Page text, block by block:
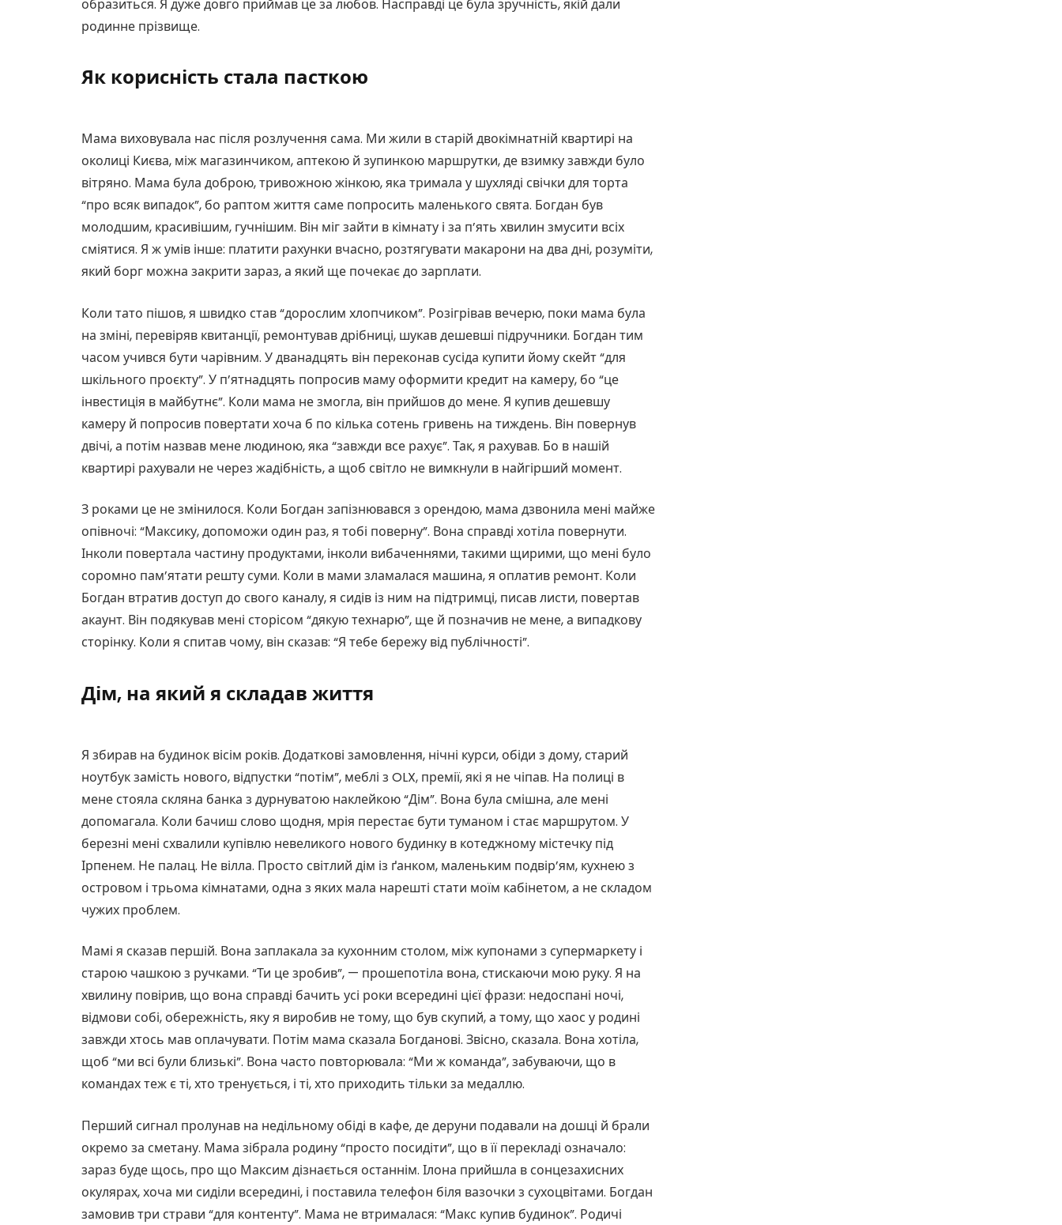
образиться. Я дуже довго приймав це за любов. Насправді це була зручність, якій дали
родинне прізвище.
Як корисність стала пасткою
Мама виховувала нас після розлучення сама. Ми жили в старій двокімнатній квартирі на
околиці Києва, між магазинчиком, аптекою й зупинкою маршрутки, де взимку завжди було
вітряно. Мама була доброю, тривожною жінкою, яка тримала у шухляді свічки для торта
“про всяк випадок”, бо раптом життя саме попросить маленького свята. Богдан був
молодшим, красивішим, гучнішим. Він міг зайти в кімнату і за п’ять хвилин змусити всіх
сміятися. Я ж умів інше: платити рахунки вчасно, розтягувати макарони на два дні, розуміти,
який борг можна закрити зараз, а який ще почекає до зарплати.
Коли тато пішов, я швидко став “дорослим хлопчиком”. Розігрівав вечерю, поки мама була
на зміні, перевіряв квитанції, ремонтував дрібниці, шукав дешевші підручники. Богдан тим
часом учився бути чарівним. У дванадцять він переконав сусіда купити йому скейт “для
шкільного проєкту”. У п’ятнадцять попросив маму оформити кредит на камеру, бо “це
інвестиція в майбутнє”. Коли мама не змогла, він прийшов до мене. Я купив дешевшу
камеру й попросив повертати хоча б по кілька сотень гривень на тиждень. Він повернув
двічі, а потім назвав мене людиною, яка “завжди все рахує”. Так, я рахував. Бо в нашій
квартирі рахували не через жадібність, а щоб світло не вимкнули в найгірший момент.
З роками це не змінилося. Коли Богдан запізнювався з орендою, мама дзвонила мені майже
опівночі: “Максику, допоможи один раз, я тобі поверну”. Вона справді хотіла повернути.
Інколи повертала частину продуктами, інколи вибаченнями, такими щирими, що мені було
соромно пам’ятати решту суми. Коли в мами зламалася машина, я оплатив ремонт. Коли
Богдан втратив доступ до свого каналу, я сидів із ним на підтримці, писав листи, повертав
акаунт. Він подякував мені сторісом “дякую технарю”, ще й позначив не мене, а випадкову
сторінку. Коли я спитав чому, він сказав: “Я тебе бережу від публічності”.
Дім, на який я складав життя
Я збирав на будинок вісім років. Додаткові замовлення, нічні курси, обіди з дому, старий
ноутбук замість нового, відпустки “потім”, меблі з OLX, премії, які я не чіпав. На полиці в
мене стояла скляна банка з дурнуватою наклейкою “Дім”. Вона була смішна, але мені
допомагала. Коли бачиш слово щодня, мрія перестає бути туманом і стає маршрутом. У
березні мені схвалили купівлю невеликого нового будинку в котеджному містечку під
Ірпенем. Не палац. Не вілла. Просто світлий дім із ґанком, маленьким подвір’ям, кухнею з
островом і трьома кімнатами, одна з яких мала нарешті стати моїм кабінетом, а не складом
чужих проблем.
Мамі я сказав першій. Вона заплакала за кухонним столом, між купонами з супермаркету і
старою чашкою з ручками. “Ти це зробив”, — прошепотіла вона, стискаючи мою руку. Я на
хвилину повірив, що вона справді бачить усі роки всередині цієї фрази: недоспані ночі,
відмови собі, обережність, яку я виробив не тому, що був скупий, а тому, що хаос у родині
завжди хтось мав оплачувати. Потім мама сказала Богданові. Звісно, сказала. Вона хотіла,
щоб “ми всі були близькі”. Вона часто повторювала: “Ми ж команда”, забуваючи, що в
командах теж є ті, хто тренується, і ті, хто приходить тільки за медаллю.
Перший сигнал пролунав на недільному обіді в кафе, де деруни подавали на дошці й брали
окремо за сметану. Мама зібрала родину “просто посидіти”, що в її перекладі означало:
зараз буде щось, про що Максим дізнається останнім. Ілона прийшла в сонцезахисних
окулярах, хоча ми сиділи всередині, і поставила телефон біля вазочки з сухоцвітами. Богдан
замовив три страви “для контенту”. Мама не втрималася: “Макс купив будинок”. Родичі